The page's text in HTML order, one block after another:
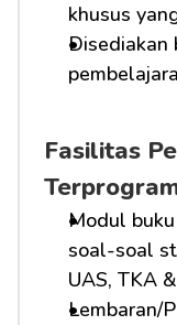
khusus
Disediakan
Fasilitas
Modul
soal-soal
UAS, TKA
Lembaran/